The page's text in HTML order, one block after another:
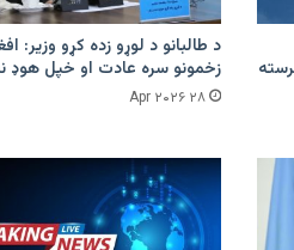
د طالبانو د لوړو زده کړو وزیر:
زخمونو سره عادت او خپل هوډ
۲۸ Apr ۲۰۲۶